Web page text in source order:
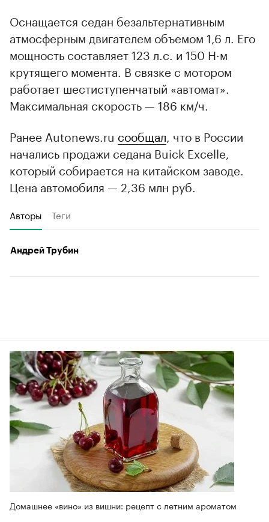
Оснащается седан безальтернативным
атмосферным двигателем объемом 1,6 л. Его
мощность составляет 123 л.с. и 150 Н·м
крутящего момента. В связке с мотором
работает шестиступенчатый «автомат».
Максимальная скорость — 186 км/ч.
Ранее Autonews.ru сообщал , что в России
начались продажи седана Buick Excelle,
который собирается на китайском заводе.
Цена автомобиля — 2,36 млн руб.
Авторы Теги
Андрей Трубин
Домашнее «вино» из вишни: рецепт с летним ароматом